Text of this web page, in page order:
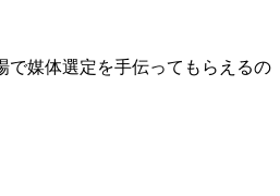
で媒体選定を手伝ってもらえるの